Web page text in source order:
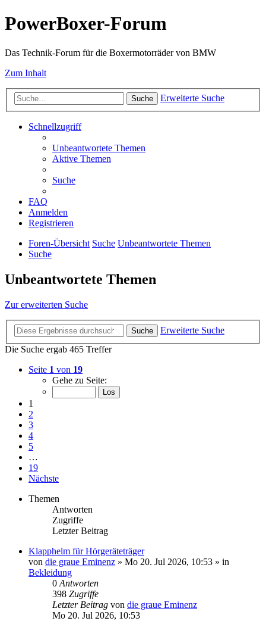
PowerBoxer-Forum
Das Technik-Forum für die Boxermotorräder von BMW
Zum Inhalt
Suche Erweiterte Suche
Schnellzugriff
Unbeantwortete Themen
Aktive Themen
Suche
FAQ
Anmelden
Registrieren
Foren-Übersicht Suche Unbeantwortete Themen
Suche
Unbeantwortete Themen
Zur erweiterten Suche
Suche
Erweiterte Suche
Die Suche ergab 465 Treffer
Seite 1 von 19
Gehe zu Seite:
1
2
3
4
5
…
19
Nächste
Themen
Antworten
Zugriffe
Letzter Beitrag
Klapphelm für Hörgeräteträger
von die graue Eminenz » Mo 20. Jul 2026, 10:53 » in
Bekleidung
0 Antworten
398 Zugriffe
Letzter Beitrag von die graue Eminenz
Mo 20. Jul 2026, 10:53